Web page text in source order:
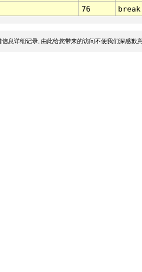
76
息详细记录, 由此给您带来的访问不便我们深感歉